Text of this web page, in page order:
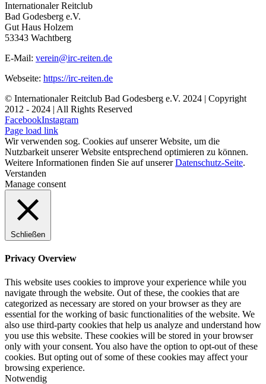
Internationaler Reitclub
Bad Godesberg e.V.
Gut Haus Holzem
53343 Wachtberg
E-Mail: verein@irc-reiten.de
Webseite: https://irc-reiten.de
© Internationaler Reitclub Bad Godesberg e.V. 2024 | Copyright
2012 - 2024 | All Rights Reserved
FacebookInstagram
Page load link
Wir verwenden sog. Cookies auf unserer Website, um die
Nutzbarkeit unserer Website entsprechend optimieren zu können.
Weitere Informationen finden Sie auf unsererDatenschutz-Seite.
Verstanden
Manage consent
Schließen
Privacy Overview
This website uses cookies to improve your experience while you
navigate through the website. Out of these, the cookies that are
categorized as necessary are stored on your browser as they are
essential for the working of basic functionalities of the website. We
also use third-party cookies that help us analyze and understand how
you use this website. These cookies will be stored in your browser
only with your consent. You also have the option to opt-out of these
cookies. But opting out of some of these cookies may affect your
browsing experience.
Notwendig